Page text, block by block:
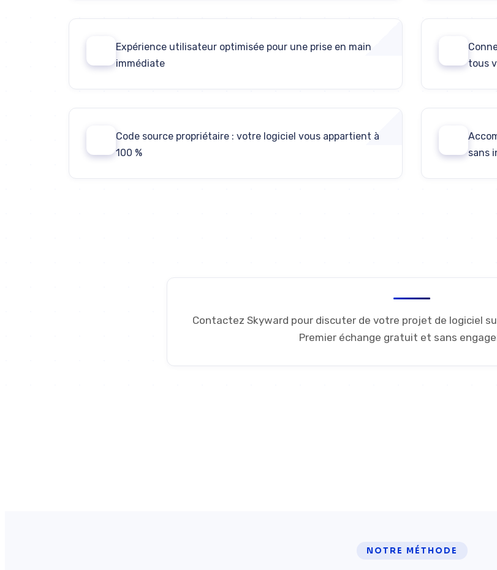
Expérience utilisateur optimisée pour une prise en main
immédiate
tous
Code source propriétaire : votre logiciel vous appartient à
100 %
sans
Contactez Skyward pour discuter de votre projet de logiciel
Premier échange gratuit et sans
NOTRE MÉTHODE